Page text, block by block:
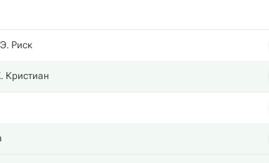
Э. Риск
Кристиан